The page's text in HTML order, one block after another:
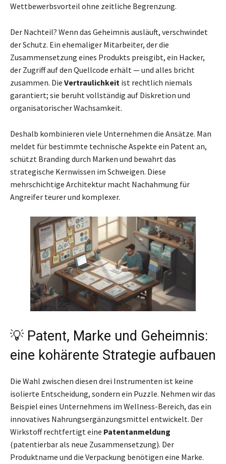
Wettbewerbsvorteil ohne zeitliche Begrenzung.
Der Nachteil? Wenn das Geheimnis ausläuft, verschwindet
der Schutz. Ein ehemaliger Mitarbeiter, der die
Zusammensetzung eines Produkts preisgibt, ein Hacker,
der Zugriff auf den Quellcode erhält — und alles bricht
zusammen. Die Vertraulichkeit ist rechtlich niemals
garantiert; sie beruht vollständig auf Diskretion und
organisatorischer Wachsamkeit.
Deshalb kombinieren viele Unternehmen die Ansätze. Man
meldet für bestimmte technische Aspekte ein Patent an,
schützt Branding durch Marken und bewahrt das
strategische Kernwissen im Schweigen. Diese
mehrschichtige Architektur macht Nachahmung für
Angreifer teurer und komplexer.
💡 Patent, Marke und Geheimnis:
eine kohärente Strategie aufbauen
Die Wahl zwischen diesen drei Instrumenten ist keine
isolierte Entscheidung, sondern ein Puzzle. Nehmen wir das
Beispiel eines Unternehmens im Wellness-Bereich, das ein
innovatives Nahrungsergänzungsmittel entwickelt. Der
Wirkstoff rechtfertigt eine Patentanmeldung
(patentierbar als neue Zusammensetzung). Der
Produktname und die Verpackung benötigen eine Marke.